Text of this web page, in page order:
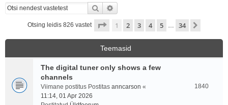
Otsi
Otsing leidis 826 vastet . leht34 -st
1 2 3 4 5 … 34
Teemasid
The digital tuner only shows a few
channels
Viimane postitus Postitas anncarson «
11:14, 01 Apr 2026
1840